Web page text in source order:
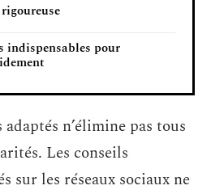
indispensables pour
n’élimine pas tous
Les conseils
sur les réseaux sociaux ne